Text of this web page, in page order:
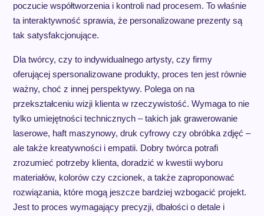
poczucie współtworzenia i kontroli nad procesem. To właśnie
ta interaktywność sprawia, że personalizowane prezenty są
tak satysfakcjonujące.
Dla twórcy, czy to indywidualnego artysty, czy firmy
oferującej spersonalizowane produkty, proces ten jest równie
ważny, choć z innej perspektywy. Polega on na
przekształceniu wizji klienta w rzeczywistość. Wymaga to nie
tylko umiejętności technicznych – takich jak grawerowanie
laserowe, haft maszynowy, druk cyfrowy czy obróbka zdjęć –
ale także kreatywności i empatii. Dobry twórca potrafi
zrozumieć potrzeby klienta, doradzić w kwestii wyboru
materiałów, kolorów czy czcionek, a także zaproponować
rozwiązania, które mogą jeszcze bardziej wzbogacić projekt.
Jest to proces wymagający precyzji, dbałości o detale i